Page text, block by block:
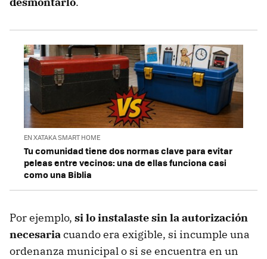
EN XATAKA SMART HOME
Tu comunidad tiene dos normas clave para evitar
peleas entre vecinos: una de ellas funciona casi
como una Biblia
Por ejemplo, si lo instalaste sin la autorización
necesariacuando era exigible, si incumple una
ordenanza municipal o si se encuentra en un